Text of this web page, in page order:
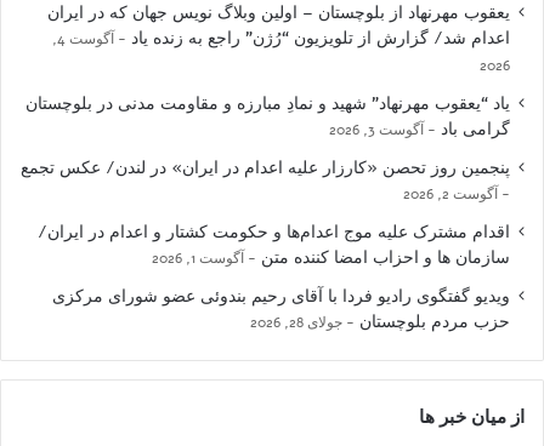
یعقوب مهرنهاد از بلوچستان – اولین وبلاگ نویس جهان که در ایران
اعدام شد/ گزارش از تلویزیون “رُژن” راجع به زنده یاد
آگوست 4,
2026
یاد “یعقوب مهرنهاد” شهید و نمادِ مبارزه و مقاومت مدنی در بلوچستان
گرامی باد
آگوست 3, 2026
پنجمین روز تحصن «کارزار علیه اعدام در ایران» در لندن/ عکس تجمع
آگوست 2, 2026
اقدام مشترک علیه موج اعدام‌ها و حکومت کشتار و اعدام در ایران/
سازمان ها و احزاب امضا کننده متن
آگوست 1, 2026
ویدیو گفتگوی رادیو فردا با آقای رحیم بندوئی عضو شورای مرکزی
حزب مردم بلوچستان
جولای 28, 2026
از میان خبر ها